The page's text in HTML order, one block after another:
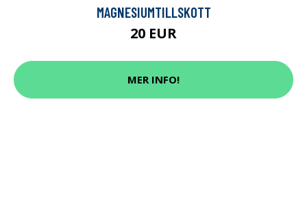
MAGNESIUMTILLSKOTT
20 EUR
MER INFO!